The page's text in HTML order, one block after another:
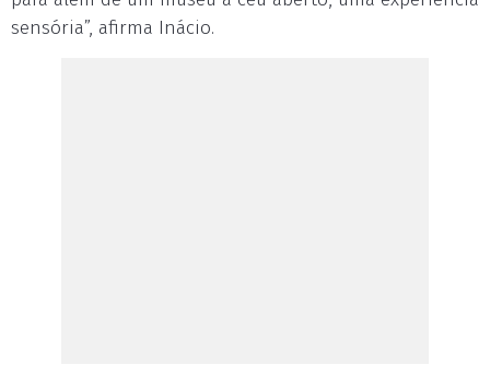
sensória”, afirma Inácio.